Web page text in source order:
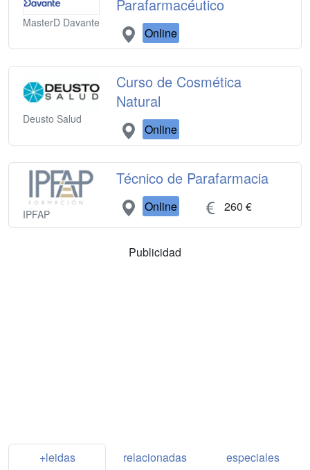
MasterD Davante
Parafarmacéutico
Online
Deusto Salud
Curso de Cosmética
Natural
Online
IPFAP
Técnico de Parafarmacia
Online 260 €
Publicidad
+leidas relacionadas
especiales